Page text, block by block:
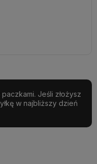
Jeśli złożysz
w najbliższy dzień